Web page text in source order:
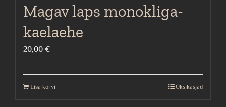
Magav laps monokliga-
kaelaehe
20,00 €
Lisa korvi Üksikasjad